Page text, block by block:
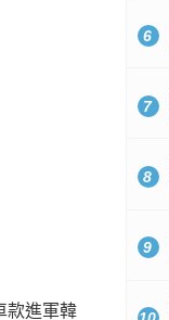
款進軍韓
6
7
8
9